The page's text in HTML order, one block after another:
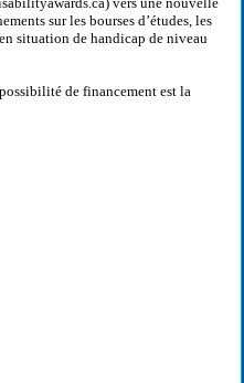
sur les bourses d’études, les
situation de handicap de niveau
de financement est la